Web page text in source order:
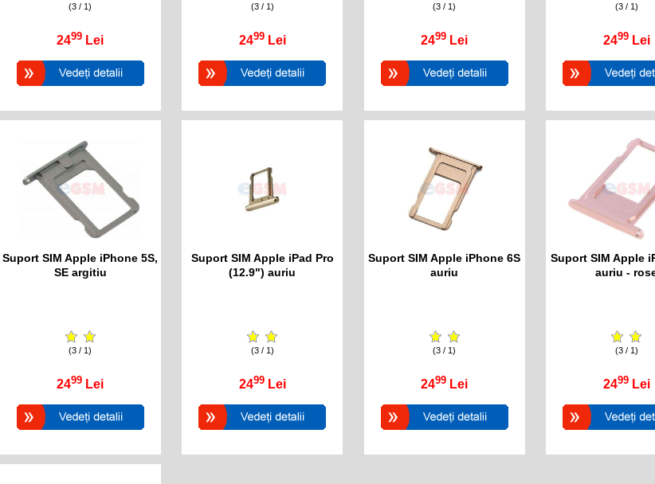
(3 / 1)
2499 Lei
(3 / 1)
2499 Lei
(3 / 1)
2499 Lei
(3 / 1)
2499 Lei
Suport SIM Apple iPhone 5S,
SE argitiu
(3 / 1)
2499 Lei
Suport SIM Apple iPad Pro
(12.9") auriu
(3 / 1)
2499 Lei
Suport SIM Apple iPhone 6S
auriu
(3 / 1)
2499 Lei
Suport SIM Apple
auriu -
(3 / 1)
2499 Lei